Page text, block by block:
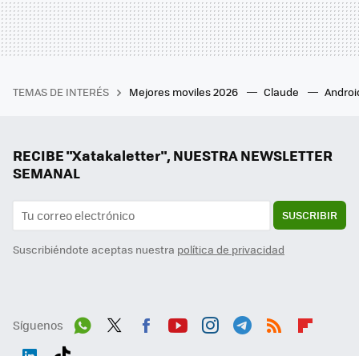
TEMAS DE INTERÉS Mejores moviles 2026 Claude
RECIBE "Xatakaletter", NUESTRA NEWSLETTER
SEMANAL
SUSCRIBIR
Suscribiéndote aceptas nuestra política de privacidad
Síguenos